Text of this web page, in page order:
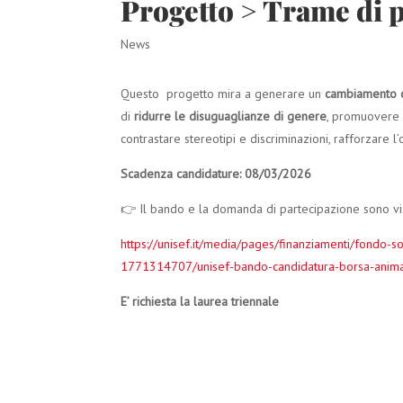
Progetto > Trame di
News
Questo progetto mira a generare un
diridurre le disuguaglianze di genere,
contrastare stereotipi e discriminazioni, rafforzare
Scadenza candidature: 08/03/2026
👉 Il bando e la domanda di partecipazione sono
https://unisef.it/media/pages/finanziamenti/fondo-
1771314707/unisef-bando-candidatura-borsa-
E’ richiesta la laurea triennale